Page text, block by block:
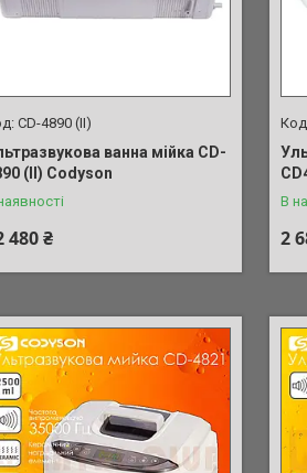
CD-4890 (II)
ванна мійка CD-
(II) Codyson
480 ₴
В
2